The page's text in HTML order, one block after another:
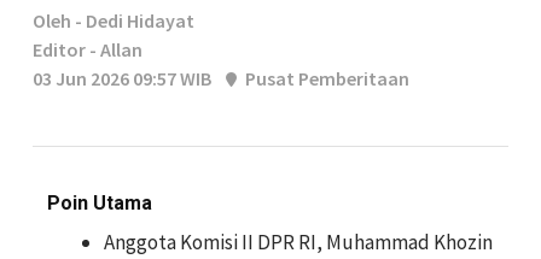
Oleh - Dedi Hidayat
Editor - Allan
03 Jun 2026 09:57 WIB
Pusat Pemberitaan
Poin Utama
Anggota Komisi II DPR RI, Muhammad Khozin